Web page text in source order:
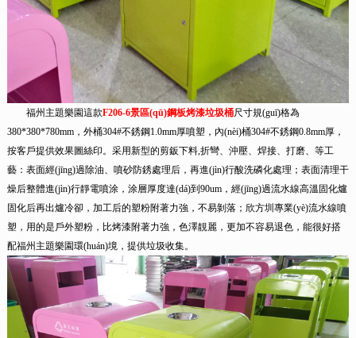
福州主題樂園這款F206-6景區(qū)鋼板烤漆垃圾桶尺寸規(guī)格為
380*380*780mm，外桶304#不銹鋼1.0mm厚噴塑，內(nèi)桶304#不銹鋼0.8mm厚，
按客戶提供效果圖絲印。采用新型的剪鈑下料,折彎、沖壓、焊接、打磨、等工
藝：表面經(jīng)過除油、噴砂防銹處理后，再進(jìn)行酸洗磷化處理；表面清理干
燥后整體進(jìn)行靜電噴涂，涂層厚度達(dá)到90um，經(jīng)過流水線高溫固化爐
固化后再出爐冷卻，加工后的塑粉附著力強，不易剝落；欣方圳專業(yè)流水線噴
塑，用的是戶外塑粉，比烤漆附著力強，色澤靚麗，更加不容易退色，能很好搭
配福州主題樂園環(huán)境，提供垃圾收集。